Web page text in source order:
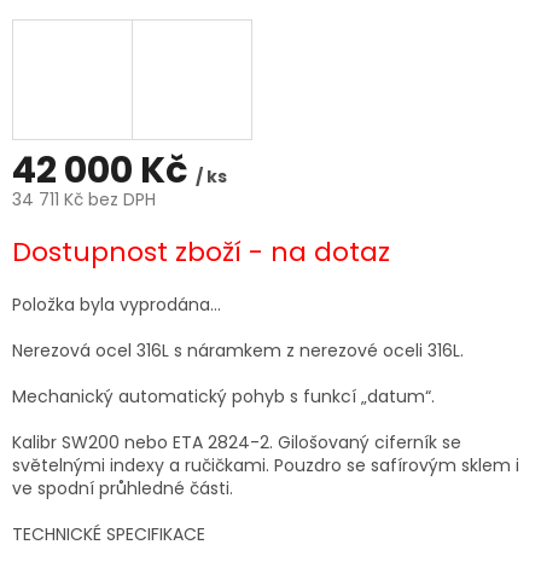
42 000 Kč / ks
34 711 Kč bez DPH
cena:
Dostupnost zboží - na dotaz
Položka byla vyprodána…
Nerezová ocel 316L s náramkem z nerezové oceli 316L.
Mechanický automatický pohyb s funkcí „datum“.
Kalibr SW200 nebo ETA 2824-2. Gilošovaný ciferník se
světelnými indexy a ručičkami. Pouzdro se safírovým sklem i
ve spodní průhledné části.
TECHNICKÉ SPECIFIKACE